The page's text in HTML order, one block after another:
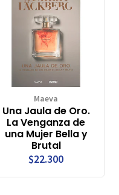
Maeva
Una Jaula de Oro.
La Venganza de
una Mujer Bella y
Brutal
$22.300